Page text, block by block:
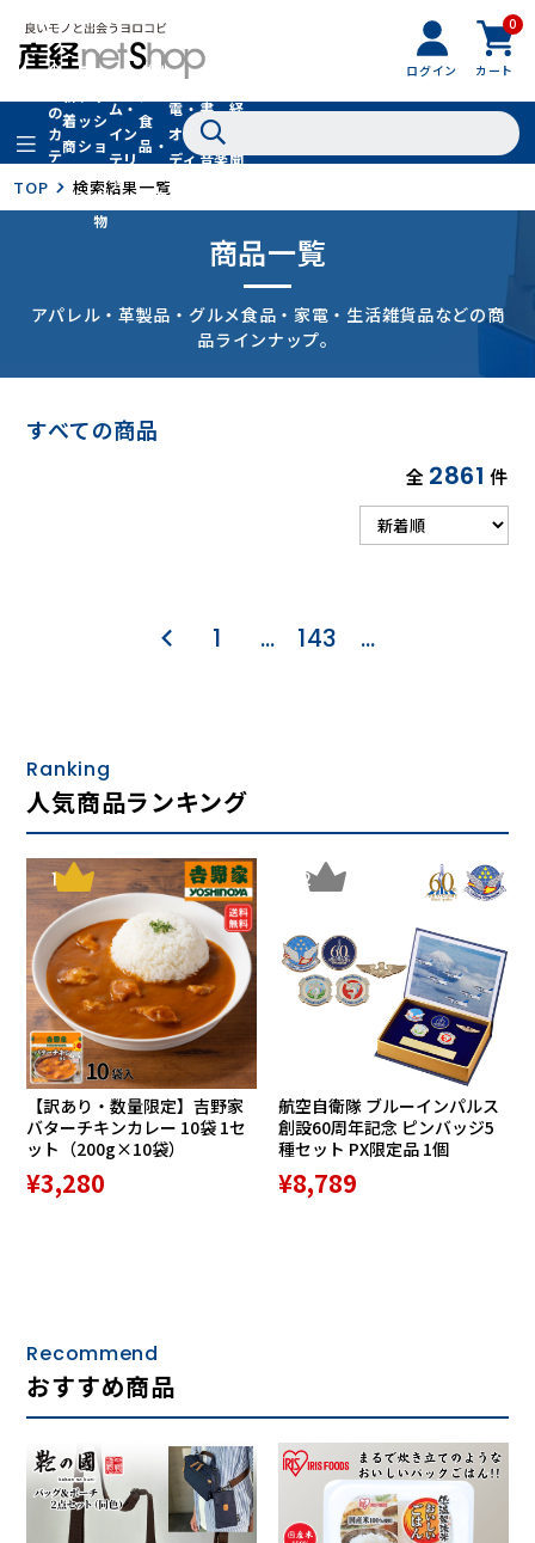
ログイン
0
カート
全
の
カ
テ
リ
着
商
品
フ
ッ
シ
ョ
ン
フ
ァ
シ
ョ
ン
小
物
ム・
イン
テリ
ア
グル
食
品・
ドリ
ンク
家
電・
オー
ディ
オ
書
籍・
音楽
経
聞
TOP 検索結果一覧
商品一覧
アパレル・革製品・グルメ食品・家電・生活雑貨品などの商
品ラインナップ。
すべての商品
全 2861 件
1 … 143 …
Ranking
人気商品ランキング
1
【訳あり・数量限定】吉野家
バターチキンカレー 10袋 1セ
ット（200g×10袋）
¥3,280
2
航空自衛隊 ブルーインパルス
創設60周年記念 ピンバッジ5
種セット PX限定品 1個
¥8,789
Recommend
おすすめ商品